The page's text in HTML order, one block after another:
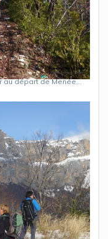
au départ de Menée…